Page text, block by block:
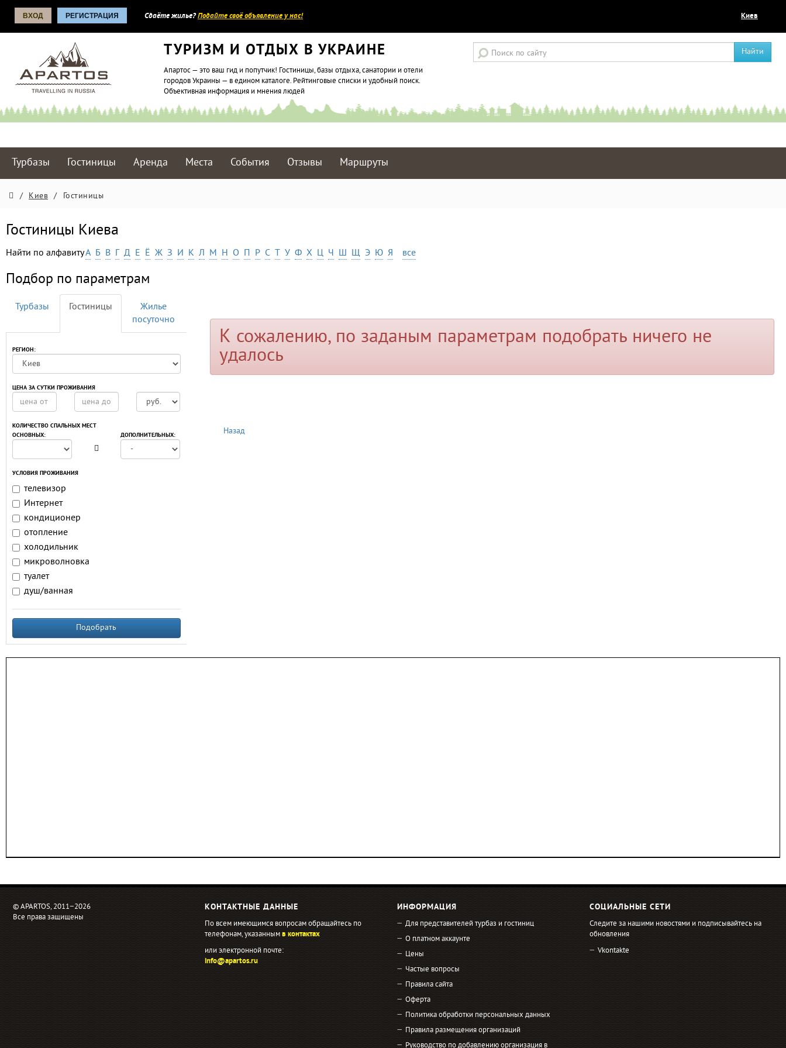
ВХОД РЕГИСТРАЦИЯ Сдаёте жилье?Подайте своё объявление у нас! Киев
ТУРИЗМ И ОТДЫХ В УКРАИНЕ
Апартос — это ваш гид и попутчик! Гостиницы, базы отдыха, санатории и отели
городов Украины — в едином каталоге. Рейтинговые списки и удобный поиск.
Объективная информация и мнения людей
Найти
Турбазы Гостиницы Аренда Места События Отзывы Маршруты
/ Киев / Гостиницы
Гостиницы Киева
Найти по алфавитуА Б В Г Д Е Ё Ж З И К Л М Н О П Р С Т У Ф Х Ц Ч Ш Щ Э Ю Я все
Подбор по параметрам
Турбазы Гостиницы
Жилье
посуточно
РЕГИОН:
ЦЕНА ЗА СУТКИ ПРОЖИВАНИЯ
КОЛИЧЕСТВО СПАЛЬНЫХ МЕСТ
ОСНОВНЫХ:
ДОПОЛНИТЕЛЬНЫХ:
УСЛОВИЯ ПРОЖИВАНИЯ
телевизор
Интернет
кондиционер
отопление
холодильник
микроволновка
туалет
душ/ванная
Подобрать
К сожалению, по заданым параметрам подобрать ничего не
удалось
Назад
© APARTOS, 2011−2026
Все права защищены
КОНТАКТНЫЕ ДАННЫЕ
По всем имеющимся вопросам обращайтесь по
телефонам, указаннымв контактах
или электронной почте:
info@apartos.ru
ИНФОРМАЦИЯ
Для представителей турбаз и гостиниц
О платном аккаунте
Цены
Частые вопросы
Правила сайта
Оферта
Политика обработки персональных данных
Правила размещения организаций
Руководство по добавлению организация в
СОЦИАЛЬНЫЕ СЕТИ
Следите за нашими новостями и подписывайтесь на
обновления
Vkontakte